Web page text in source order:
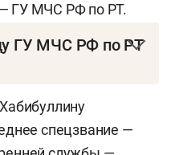
ГУ МЧС РФ по РТ.
ГУ МЧС РФ по РТ
структура.
(это
России). У них
спецзвание —